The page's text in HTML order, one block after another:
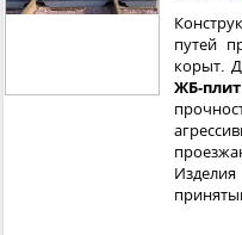
путей
корыт.
ЖБ-